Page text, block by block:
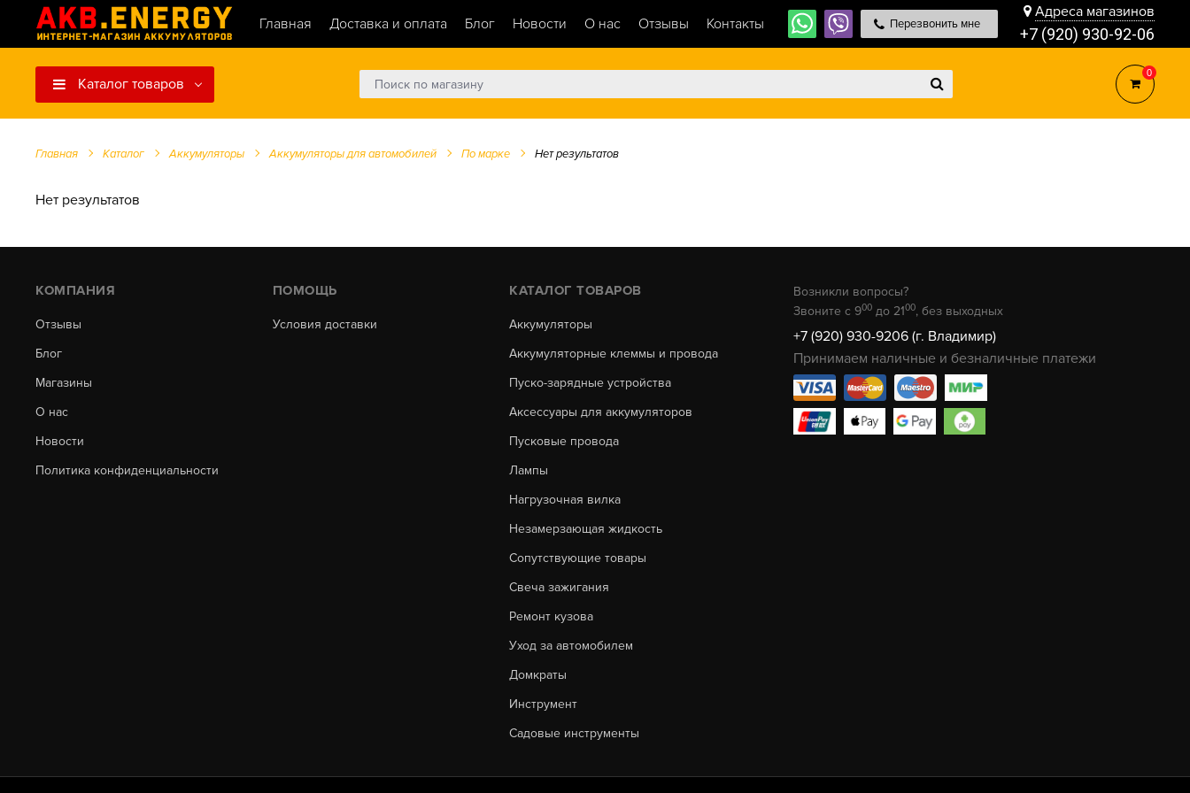
Главная Доставка и оплата Блог Новости О нас Отзывы Контакты Перезвонить мне
Адреса магазинов
+7 (920) 930-92-06
Каталог товаров
0
Главная Каталог Аккумуляторы Аккумуляторы для автомобилей По марке Нет результатов
Нет результатов
КОМПАНИЯ
Отзывы
Блог
Магазины
О нас
Новости
Политика конфиденциальности
ПОМОЩЬ
Условия доставки
КАТАЛОГ ТОВАРОВ
Аккумуляторы
Аккумуляторные клеммы и провода
Пуско-зарядные устройства
Аксессуары для аккумуляторов
Пусковые провода
Лампы
Нагрузочная вилка
Незамерзающая жидкость
Сопутствующие товары
Свеча зажигания
Ремонт кузова
Уход за автомобилем
Домкраты
Инструмент
Садовые инструменты
Возникли вопросы?
Звоните с 900 до 2100, без выходных
+7 (920) 930-9206 (г. Владимир)
Принимаем наличные и безналичные платежи